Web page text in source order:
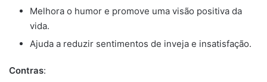
Melhora o humor e promove uma visão positiva da
vida.
Ajuda a reduzir sentimentos de inveja e insatisfação.
Contras: